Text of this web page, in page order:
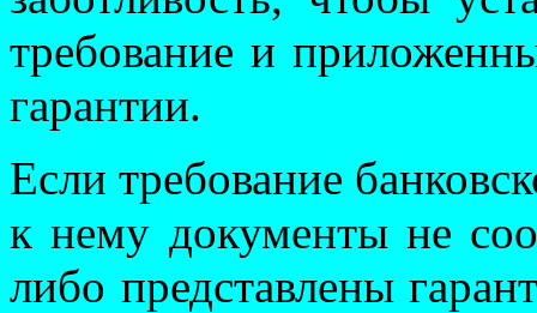
требование и
гарантии.
Если требование
к нему документы не
либо представлены